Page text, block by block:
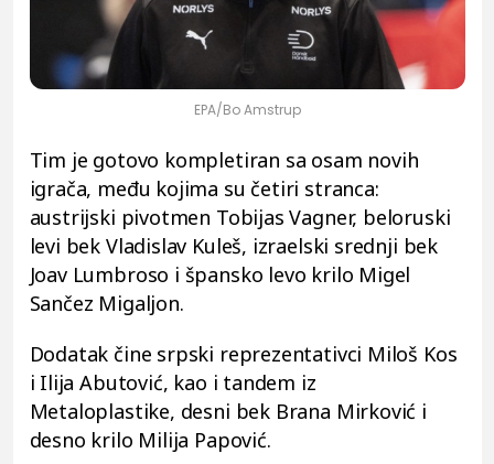
EPA/Bo Amstrup
Tim je gotovo kompletiran sa osam novih
igrača, među kojima su četiri stranca:
austrijski pivotmen Tobijas Vagner, beloruski
levi bek Vladislav Kuleš, izraelski srednji bek
Joav Lumbroso i špansko levo krilo Migel
Sančez Migaljon.
Dodatak čine srpski reprezentativci Miloš Kos
i Ilija Abutović, kao i tandem iz
Metaloplastike, desni bek Brana Mirković i
desno krilo Milija Papović.